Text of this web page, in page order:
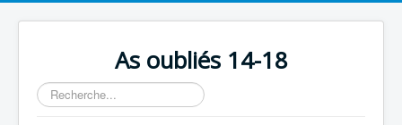
As oubliés 14-18
Rechercher